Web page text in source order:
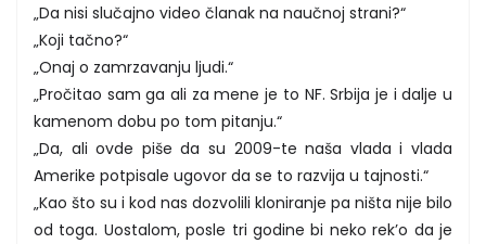
„Da nisi slučajno video članak na naučnoj strani?“
„Koji tačno?“
„Onaj o zamrzavanju ljudi.“
„Pročitao sam ga ali za mene je to NF. Srbija je i dalje u
kamenom dobu po tom pitanju.“
„Da, ali ovde piše da su 2009-te naša vlada i vlada
Amerike potpisale ugovor da se to razvija u tajnosti.“
„Kao što su i kod nas dozvolili kloniranje pa ništa nije bilo
od toga. Uostalom, posle tri godine bi neko rek’o da je